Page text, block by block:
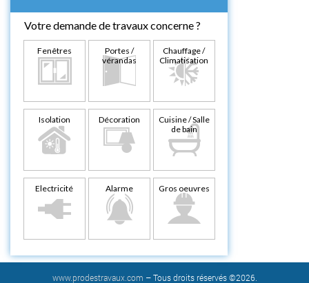
Votre demande de travaux concerne ?
Fenêtres
Portes /
vérandas
Chauffage /
Climatisation
Isolation Décoration
Cuisine / Salle
de bain
Electricité Alarme Gros oeuvres
www.prodestravaux.com – Tous droits réservés ©2026.